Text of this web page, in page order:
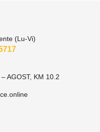
(Lu-Vi)
AGOST, KM 10.2